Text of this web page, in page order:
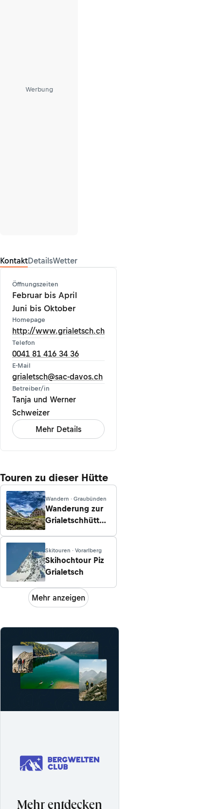
Werbung
KontaktDetailsWetter
Öffnungszeiten
Februar bis April
Juni bis Oktober
Homepage
http://www.grialetsch.ch
Telefon
0041 81 416 34 36
E-Mail
grialetsch@sac-davos.ch
Betreiber/in
Tanja und Werner
Schweizer
Mehr Details
Touren zu dieser Hütte
Wandern · Graubünden
Wanderung zur
Grialetschhütte
Skitouren · Vorarlberg
Skihochtour Piz
Grialetsch
Mehr anzeigen